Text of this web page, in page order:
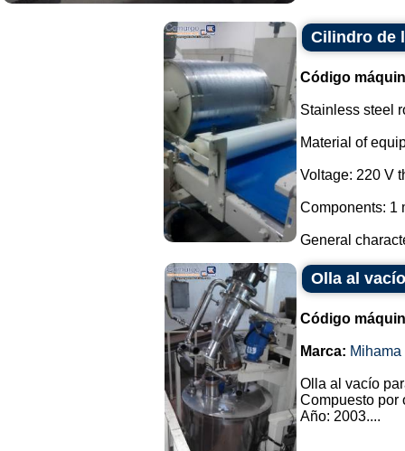
Cilindro de
Código
Stainless steel
Material of
Voltage: 220 V
Components: 1
General
Olla al
Código
Marca:
Olla al vacío
Compuesto por
Año: 2003....